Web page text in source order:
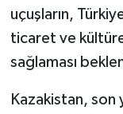
uçuşların,
ticaret ve
sağlaması
Kazakistan, son